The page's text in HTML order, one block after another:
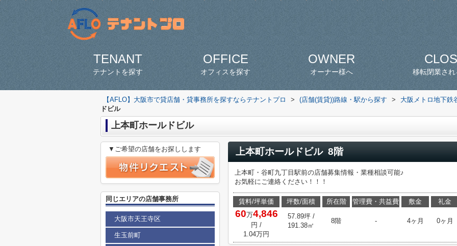
TENANT
テナントを探す
OFFICE
オフィスを探す
OWNER
オーナー様へ 移転閉業さ
【AFLO】大阪市で貸店舗・貸事務所を探すならテナントプロ > (店舗(賃貸))路線・駅から探す >
大阪メトロ地下鉄
ドビル
上本町ホールドビル
上本町ホールドビル 8階
上本町・谷町九丁目駅前の店舗募集情報・業種相談可能♪
お気軽にご連絡ください！！！
賃料/坪単価
60万4,846
円 /
1.04万円
坪数/面積
57.89坪 /
191.38㎡
所在階
8階
管理費・共益費
-
敷金
4ヶ月
礼金
0ヶ月
▼ご希望の店舗をお探しします
同じエリアの店舗事務所
大阪市天王寺区
生玉前町